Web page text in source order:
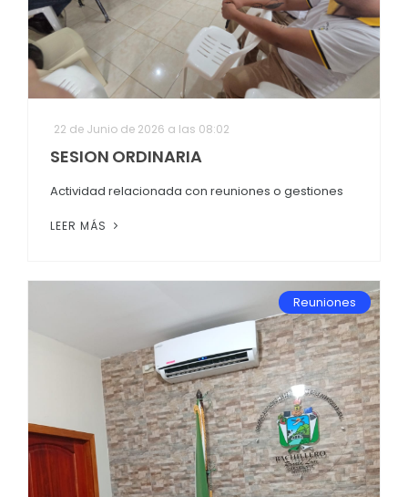
22 de Junio de 2026 a las 08:02
SESION ORDINARIA
Actividad relacionada con reuniones o gestiones
LEER MÁS
Reuniones